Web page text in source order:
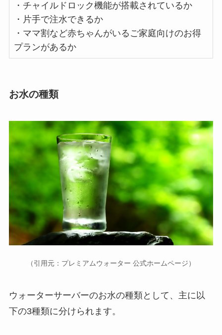
・チャイルドロック機能が搭載されているか
・片手で注水できるか
・ママ割など赤ちゃんがいるご家庭向けのお得
プランがあるか
お水の種類
（引用元：プレミアムウォーター 公式ホームページ）
ウォーターサーバーのお水の種類として、主に以
下の3種類に分けられます。